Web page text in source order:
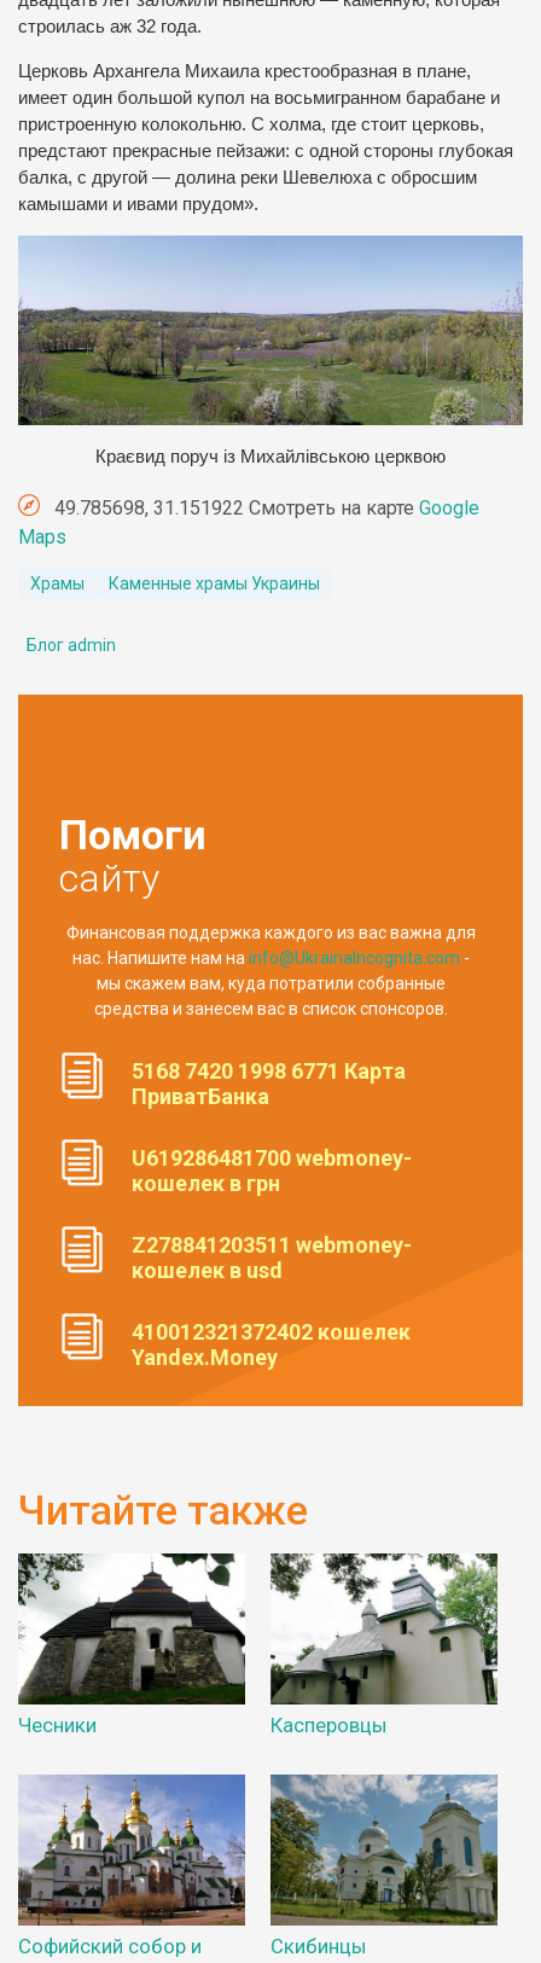
строилась аж 32 года.
Церковь Архангела Михаила крестообразная в плане,
имеет один большой купол на восьмигранном барабане и
пристроенную колокольню. С холма, где стоит церковь,
предстают прекрасные пейзажи: с одной стороны глубокая
балка, с другой — долина реки Шевелюха с обросшим
камышами и ивами прудом».
Краєвид поруч із Михайлівською церквою
49.785698, 31.151922 Смотреть на карте Google
Maps
Храмы Каменные храмы Украины
Блог admin
Помоги
сайту
Финансовая поддержка каждого из вас важна для
нас. Напишите нам на info@UkrainaIncognita.com -
мы скажем вам, куда потратили собранные
средства и занесем вас в список спонсоров.
5168 7420 1998 6771 Карта
ПриватБанка
U619286481700 webmoney-
кошелек в грн
Z278841203511 webmoney-
кошелек в usd
410012321372402 кошелек
Yandex.Money
Читайте также
Чесники Касперовцы
Софийский собор и
Скибинцы